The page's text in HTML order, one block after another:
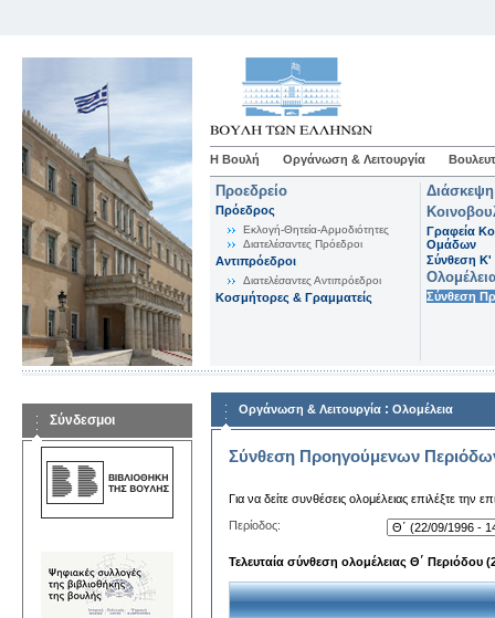
Η Βουλή Οργάνωση & Λειτουργία
Προεδρείο
Πρόεδρος
Εκλογή-Θητεία-Αρμοδιότητες
Διατελέσαντες Πρόεδροι
Αντιπρόεδροι
Διατελέσαντες Αντιπρόεδροι
Κοσμήτορες & Γραμματείς
Γραφεία
Ομάδων
Σύνθεση K'
Σύνθεση
Σύνδεσμοι
Οργάνωση & Λειτουργία : Ολομέλεια
Σύνθεση Προηγούμενων
Για να δείτε συνθέσεις ολομέλειας επιλέξτε την
Περίοδος:
Τελευταία σύνθεση ολομέλειας Θ΄ Περιόδου